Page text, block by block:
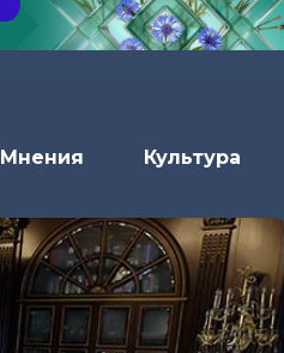
Мнения Культура